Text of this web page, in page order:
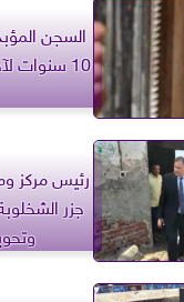
السجن
10 سنوات
رئيس مركز
جزر